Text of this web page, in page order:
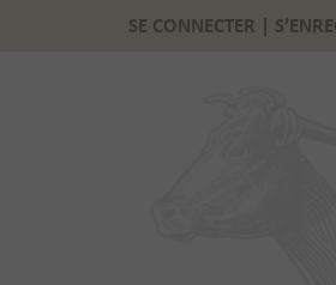
SE CONNECTER |